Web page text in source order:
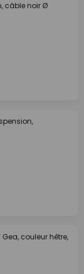
câble noir Ø
Gea, couleur hêtre,